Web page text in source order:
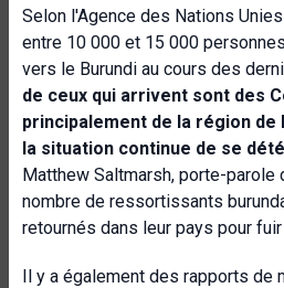
Selon l'Agence des Nations
entre 10 000 et 15 000
vers le Burundi au cours des
de ceux qui arrivent sont des
principalement de la région de
la situation continue de se
Matthew Saltmarsh, porte-parole
nombre de ressortissants
retournés dans leur pays pour
Il y a également des rapports de